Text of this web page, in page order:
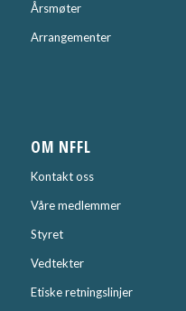
Årsmøter
Arrangementer
OM NFFL
Kontakt oss
Våre medlemmer
Styret
Vedtekter
Etiske retningslinjer